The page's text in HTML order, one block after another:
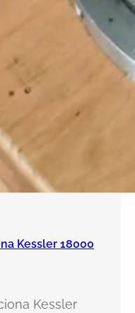
Kessler 18000
Kessler